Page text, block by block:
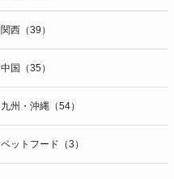
関西（39）
中国（35）
九州・沖縄（54）
ペットフード（3）